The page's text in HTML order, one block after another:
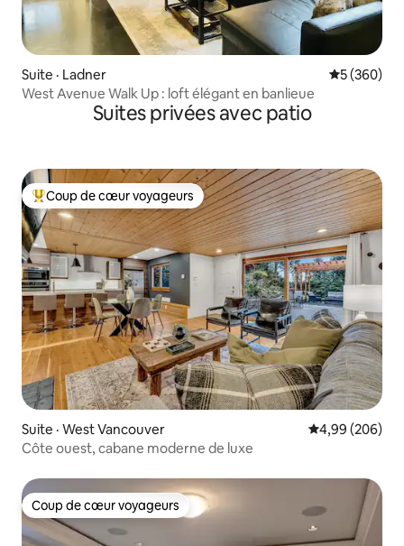
Suite · Ladner Note
5 (360)
West Avenue Walk Up : loft élégant en banlieue
Suites privées avec patio
Coup de cœur voyageurs parmi les plus aimés
Coup de cœur voyageurs
Suite · West Vancouver Note
4,99 (206)
Côte ouest, cabane moderne de luxe
Coup de cœur voyageurs
Coup de cœur voyageurs